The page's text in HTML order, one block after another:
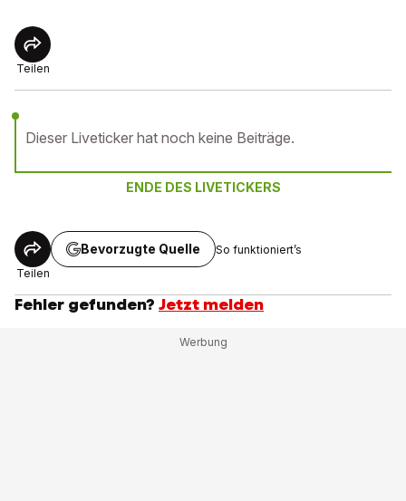
Teilen
Dieser Liveticker hat noch keine Beiträge.
ENDE DES LIVETICKERS
Teilen
Bevorzugte Quelle So funktioniert’s
Fehler gefunden? Jetzt melden